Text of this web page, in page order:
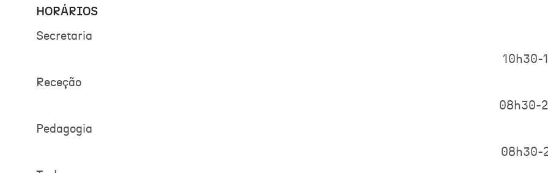
HORÁRIOS
Secretaria
10h30-
Receção
08h30-
Pedagogia
08h30-